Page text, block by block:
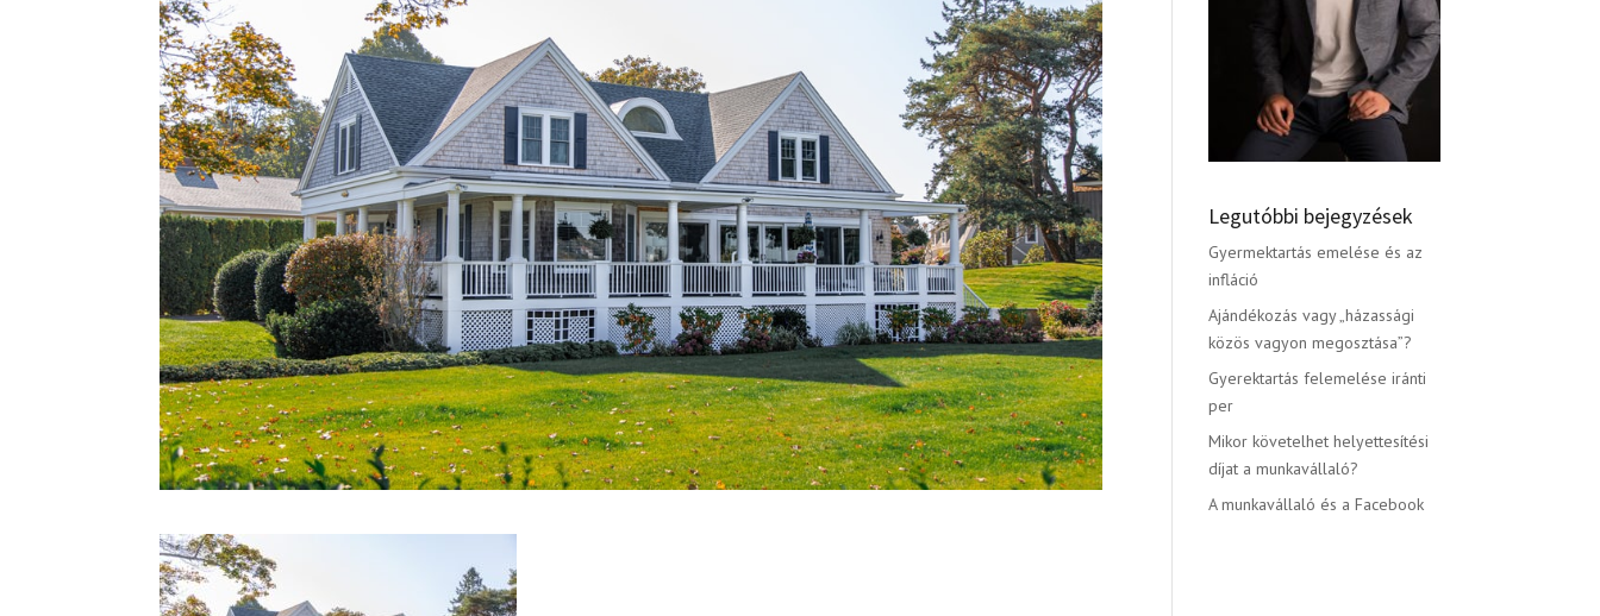
Legutóbbi bejegyzések
Gyermektartás emelése és az
infláció
Ajándékozás vagy „házassági
közös vagyon megosztása”?
Gyerektartás felemelése iránti
per
Mikor követelhet helyettesítési
díjat a munkavállaló?
A munkavállaló és a Facebook